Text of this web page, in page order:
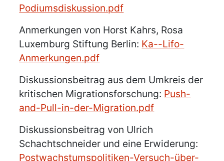
Podiumsdiskussion.pdf
Anmerkungen von Horst Kahrs, Rosa
Luxemburg Stiftung Berlin: Ka--Lifo-
Anmerkungen.pdf
Diskussionsbeitrag aus dem Umkreis der
kritischen Migrationsforschung: Push-
and-Pull-in-der-Migration.pdf
Diskussionsbeitrag von Ulrich
Schachtschneider und eine Erwiderung:
Postwachstumspolitiken-Versuch-über-